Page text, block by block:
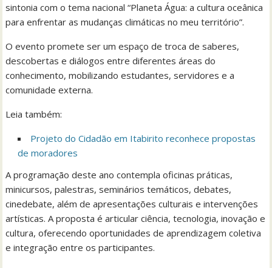
sintonia com o tema nacional “Planeta Água: a cultura oceânica
para enfrentar as mudanças climáticas no meu território”.
O evento promete ser um espaço de troca de saberes,
descobertas e diálogos entre diferentes áreas do
conhecimento, mobilizando estudantes, servidores e a
comunidade externa.
Leia também:
Projeto do Cidadão em Itabirito reconhece propostas
de moradores
A programação deste ano contempla oficinas práticas,
minicursos, palestras, seminários temáticos, debates,
cinedebate, além de apresentações culturais e intervenções
artísticas. A proposta é articular ciência, tecnologia, inovação e
cultura, oferecendo oportunidades de aprendizagem coletiva
e integração entre os participantes.